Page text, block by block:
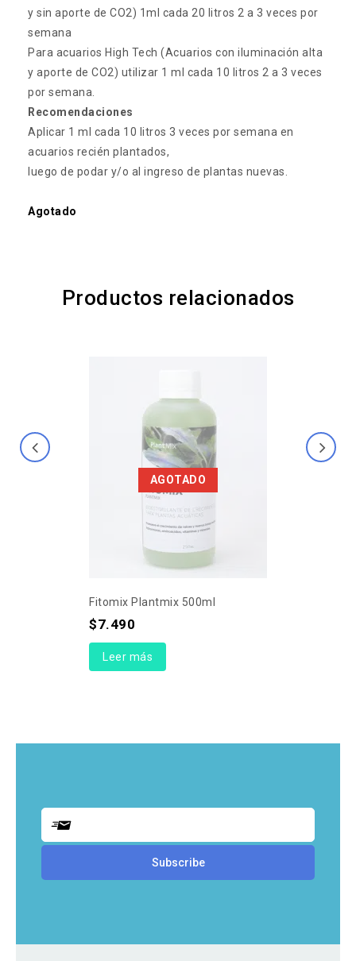
y sin aporte de CO2) 1ml cada 20 litros 2 a 3 veces por
semana
Para acuarios High Tech (Acuarios con iluminación alta
y aporte de CO2) utilizar 1 ml cada 10 litros 2 a 3 veces
por semana.
Recomendaciones
Aplicar 1 ml cada 10 litros 3 veces por semana en
acuarios recién plantados,
luego de podar y/o al ingreso de plantas nuevas.
Agotado
Productos relacionados
AGOTADO
Fitomix Plantmix 500ml
$7.490
Leer más